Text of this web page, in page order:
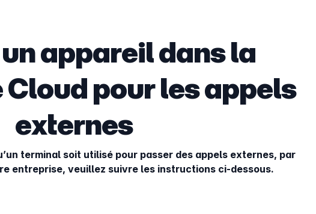
appareil dans la
pour les appels
externes
terminal soit utilisé pour passer des appels externes, par
entreprise, veuillez suivre les instructions ci-dessous.